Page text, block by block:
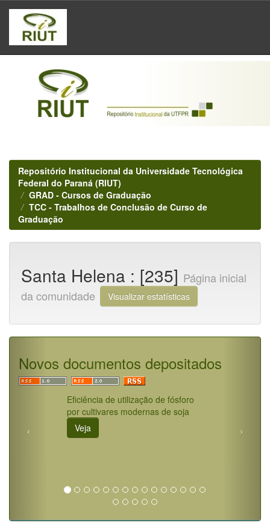
Skip
navigation
Repositório Institucional da Universidade Tecnológica
Federal do Paraná (RIUT)
GRAD - Cursos de Graduação
TCC - Trabalhos de Conclusão de Curso de
Graduação
Santa Helena : [235] Página inicial
da comunidade
Visualizar estatísticas
Novos documentos depositados
Eficiência de utilização de fósforo
por cultivares modernas de soja
Veja